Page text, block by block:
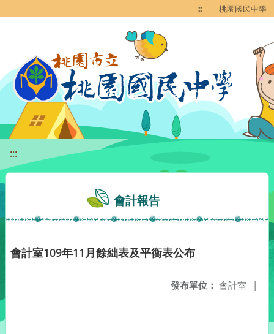
::: 桃園國民中學
:::
會計報告
會計室109年11月餘絀表及平衡表公布
發布單位： 會計室 |